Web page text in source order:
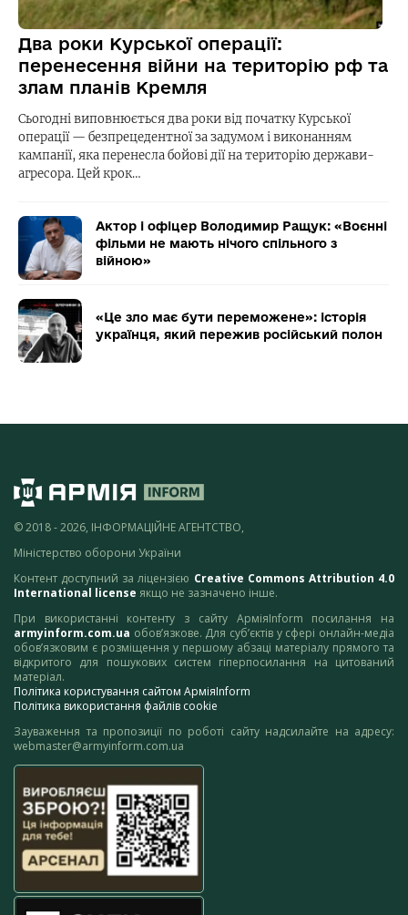
Два роки Курської операції:
перенесення війни на територію рф та
злам планів Кремля
Сьогодні виповнюється два роки від початку Курської
операції — безпрецедентної за задумом і виконанням
кампанії, яка перенесла бойові дії на територію держави-
агресора. Цей крок…
Актор і офіцер Володимир Ращук: «Воєнні
фільми не мають нічого спільного з
війною»
«Це зло має бути переможене»: історія
українця, який пережив російський полон
© 2018 - 2026, ІНФОРМАЦІЙНЕ АГЕНТСТВО,
Міністерство оборони України
Контент доступний за ліцензією Creative Commons Attribution 4.0
International license якщо не зазначено інше.
При використанні контенту з сайту АрміяInform посилання на
armyinform.com.ua обов’язкове. Для суб’єктів у сфері онлайн-медіа
обов’язковим є розміщення у першому абзаці матеріалу прямого та
відкритого для пошукових систем гіперпосилання на цитований
матеріал.
Політика користування сайтом АрміяInform
Політика використання файлів cookie
Зауваження та пропозиції по роботі сайту надсилайте на адресу:
webmaster@armyinform.com.ua